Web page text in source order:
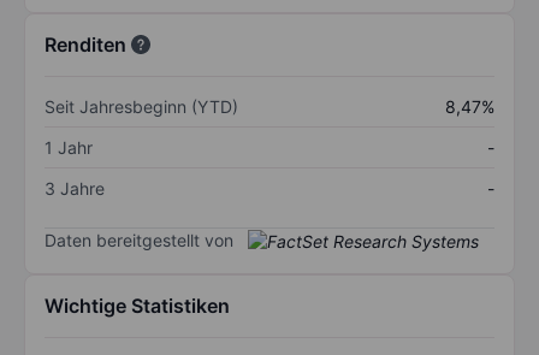
Renditen
Seit Jahresbeginn (YTD)
8,47%
1 Jahr
-
3 Jahre
-
Daten bereitgestellt von
Wichtige Statistiken